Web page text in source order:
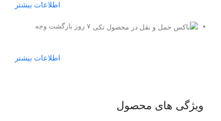
اطلاعات بیشتر
۷ روز بازگشت وجه
اطلاعات بیشتر
ویژگی های محصول